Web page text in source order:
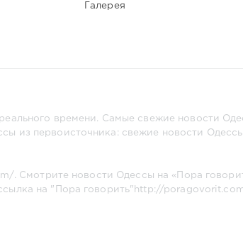
Галерея
времени. Самые свежие новости
из первоисточника: свежие новости
. Смотрите новости Одессы на «Пора
на "Пора говорить" http://